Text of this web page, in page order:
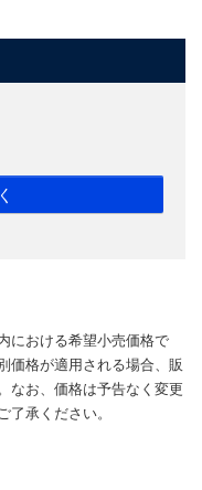
における希望小売価格で
価格が適用される場合、販
なお、価格は予告なく変更
承ください。